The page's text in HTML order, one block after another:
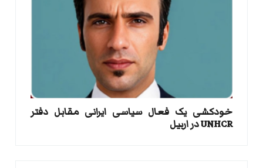
خودکشی یک فعال سیاسی ایرانی مقابل دفتر
UNHCR در اربیل